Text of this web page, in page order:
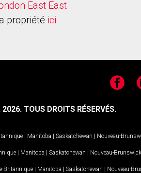
East East
propriété ici
2026. TOUS DROITS RÉSERVÉS.
| Manitoba | Saskatchewan | Nouveau-
| Manitoba | Saskatchewan | Nouveau-Brunswick
Britannique | Manitoba | Saskatchewan | Nouveau-